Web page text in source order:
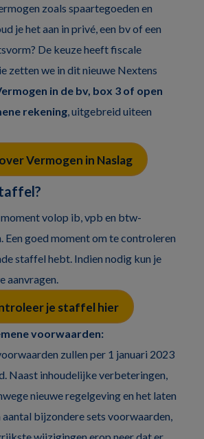
zoals spaartegoeden en
je het aan in privé, een bv of een
De keuze heeft fiscale
zetten we in dit nieuwe Nextens
in de bv, box 3 of open
rekening, uitgebreid uiteen
Vermogen in Naslag
volop ib, vpb en btw-
Een goed moment om te controleren
staffel hebt. Indien nodig kun je
aanvragen.
je staffel hier
voorwaarden:
zullen per 1 januari 2023
Naast inhoudelijke verbeteringen,
nieuwe regelgeving en het laten
aantal bijzondere sets voorwaarden,